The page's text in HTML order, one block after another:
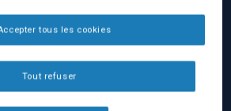
- Belgique
0402.231.383
(0)25295230
Tout refuser
tous les cookies